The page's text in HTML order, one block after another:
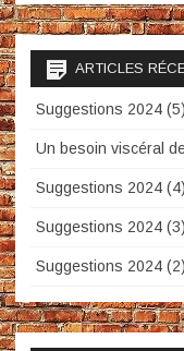
ARTICLES
Suggestions 2024 (5)
Un besoin viscéral
Suggestions 2024 (4)
Suggestions 2024 (3)
Suggestions 2024 (2)